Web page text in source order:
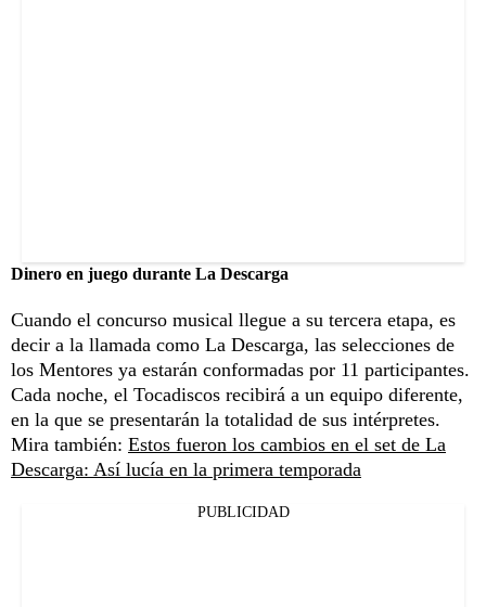
Dinero en juego durante La Descarga
Cuando el concurso musical llegue a su tercera etapa, es
decir a la llamada como La Descarga, las selecciones de
los Mentores ya estarán conformadas por 11 participantes.
Cada noche, el Tocadiscos recibirá a un equipo diferente,
en la que se presentarán la totalidad de sus intérpretes.
Mira también: Estos fueron los cambios en el set de La
Descarga: Así lucía en la primera temporada
PUBLICIDAD